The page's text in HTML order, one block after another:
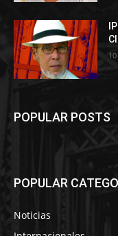
POPULAR POSTS
POPULAR
Noticias